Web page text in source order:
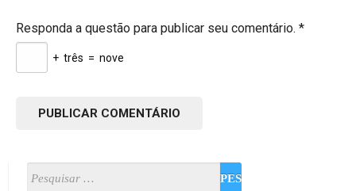
Responda a questão para publicar seu comentário. *
+ três = nove